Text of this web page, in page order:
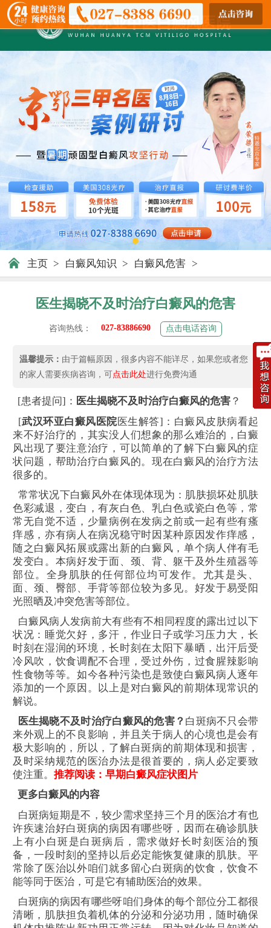
主页 > 白癜风知识 > 白癜风危害 >
医生揭晓不及时治疗白癜风的危害
咨询热线： 027-83886690 点击电话咨询
温馨提示： 由于篇幅原因，很多内容不能详尽，如果您或者您
的家人需要疾病咨询，可点击此处进行免费沟通
[患者提问]： 医生揭晓不及时治疗白癜风的危害 ？
[武汉环亚白癜风医院医生解答]：白癜风皮肤病看起
来不好治疗的，其实没人们想象的那么难治的，白癜
风出现了要注意治疗，可以简单的了解下白癜风的症
状问题，帮助治疗白癜风的。现在白癜风的治疗方法
很多的。
常常状况下白癜风外在体现体现为：肌肤损坏处肌肤
色彩减退，变白，有灰白色、乳白色或瓷白色等，常
常无自觉不适，少量病例在发病之前或一起有些有瘙
痒感，亦有病人在病况稳守时因某种原因发作痒感，
随之白癜风拓展或露出新的白癜风，单个病人伴有毛
发变白。本病好发于面、颈、背、躯干及外生殖器等
部位。全身肌肤的任何部位均可发作。尤其是头、
面、颈、臀部、手背等部位较为多见。好发于易受阳
光照晒及冲突危害等部位。
白癜风病人发病前大有些有不相同程度的露出过以下
状况：睡觉欠好，多汗，作业日子或学习压力大，长
时刻在湿润的环境，长时刻在太阳下暴晒，出汗后受
冷风吹，饮食调配不合理，受过外伤，过食腥辣影响
性食物等等。如今各种污染也是致使白癜风病人逐年
添加的一个原因。以上是对白癜风的前期体现常识的
解说。
医生揭晓不及时治疗白癜风的危害？ 白斑病不只会带
来外观上的不良影响，并且关于病人的心境也是会有
极大影响的，所以，了解白斑病的前期体现和损害，
及时采纳规范的医治办法是很首要的，病人必定要致
使注重。 推荐阅读： 早期白癜风症状图片
更多白癜风的内容
白斑病短期是不，较少需求坚持三个月的医治才有也
许疾速治好白斑病的病因有哪些呀，因而在确诊肌肤
上有小白斑是白斑病后，需求做好长时刻医治的预
备，一段时刻的坚持以后必定能恢复健康的肌肤。平
常除了医治以外咱们就多留心白斑病的饮食，饮食不
能等同于医治，可是它有辅助医治的效果。
白斑病的病因有哪些呀咱们身体的每个部位分工都很
清晰，肌肤担负着机体的分泌和分泌功用，随时确保